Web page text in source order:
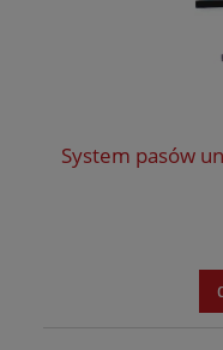
System pasów